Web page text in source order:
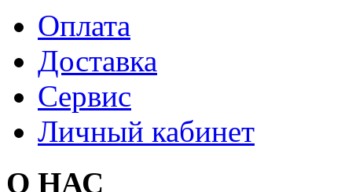
Оплата
Доставка
Сервис
Личный кабинет
О НАС